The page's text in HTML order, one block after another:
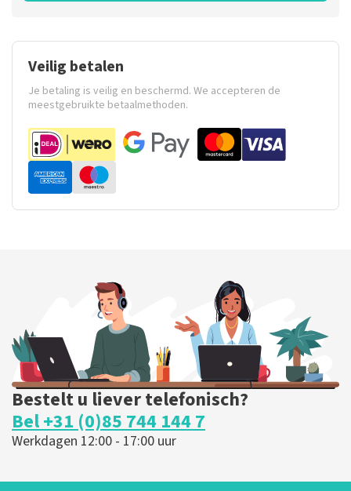
Veilig betalen
Je betaling is veilig en beschermd. We accepteren de
meestgebruikte betaalmethoden.
Bestelt u liever telefonisch?
Bel +31 (0)85 744 144 7
Werkdagen 12:00 - 17:00 uur